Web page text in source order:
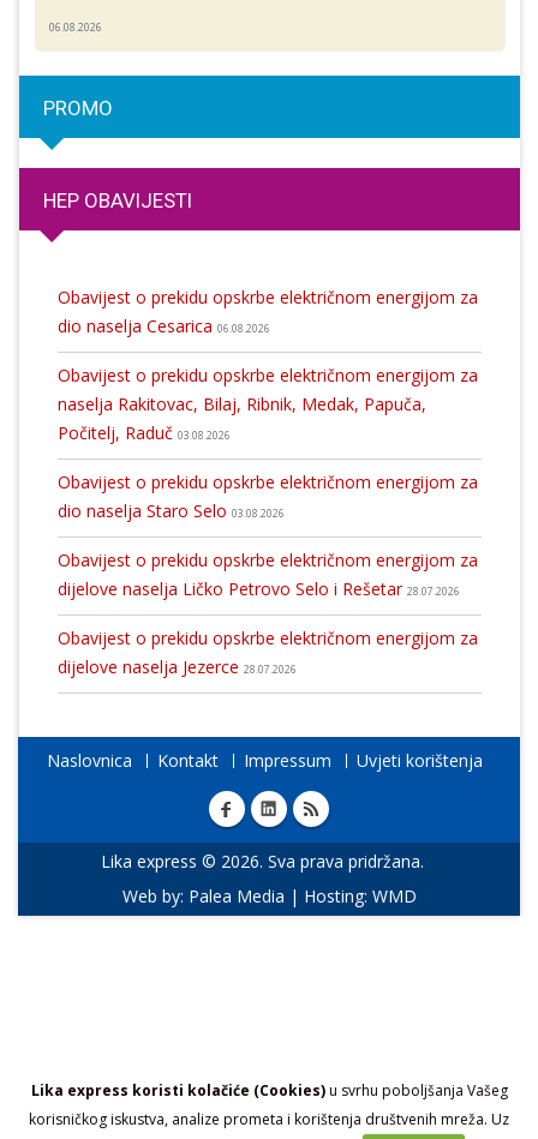
Lika express koristi kolačiće (Cookies)u svrhu poboljšanja Vašeg
korisničkog iskustva, analize prometa i korištenja društvenih mreža. Uz
06.08.2026
PROMO
HEP OBAVIJESTI
Obavijest o prekidu opskrbe električnom energijom za
dio naselja Cesarica 06.08.2026
Obavijest o prekidu opskrbe električnom energijom za
naselja Rakitovac, Bilaj, Ribnik, Medak, Papuča,
Počitelj, Raduč 03.08.2026
Obavijest o prekidu opskrbe električnom energijom za
dio naselja Staro Selo 03.08.2026
Obavijest o prekidu opskrbe električnom energijom za
dijelove naselja Ličko Petrovo Selo i Rešetar 28.07.2026
Obavijest o prekidu opskrbe električnom energijom za
dijelove naselja Jezerce 28.07.2026
Naslovnica Kontakt Impressum Uvjeti korištenja
Lika express © 2026. Sva prava pridržana.
Web by: Palea Media | Hosting: WMD